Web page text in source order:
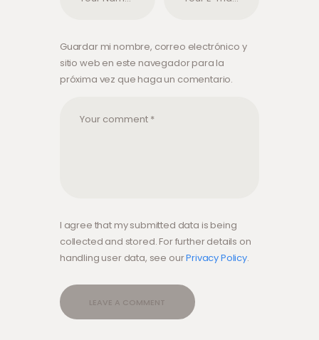
Guardar mi nombre, correo electrónico y
sitio web en este navegador para la
próxima vez que haga un comentario.
I agree that my submitted data is being
collected and stored. For further details on
handling user data, see ourPrivacy Policy.